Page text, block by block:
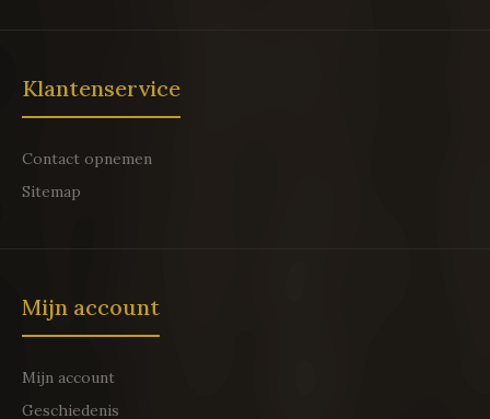
Klantenservice
Contact opnemen
Sitemap
Mijn account
Mijn account
Geschiedenis